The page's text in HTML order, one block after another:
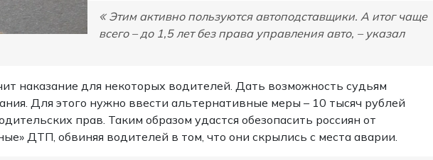
Этим активно пользуются автоподставщики. А итог чаще
всего – до 1,5 лет без права управления авто, – указал
наказание для некоторых водителей. Дать возможность судьям
Для этого нужно ввести альтернативные меры – 10 тысяч рублей
прав. Таким образом удастся обезопасить россиян от
ДТП, обвиняя водителей в том, что они скрылись с места аварии.